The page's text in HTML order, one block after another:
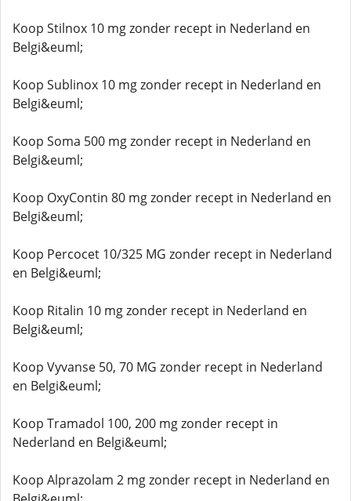
Koop Stilnox 10 mg zonder recept in Nederland en
Belgi&euml;
Koop Sublinox 10 mg zonder recept in Nederland en
Belgi&euml;
Koop Soma 500 mg zonder recept in Nederland en
Belgi&euml;
Koop OxyContin 80 mg zonder recept in Nederland en
Belgi&euml;
Koop Percocet 10/325 MG zonder recept in Nederland
en Belgi&euml;
Koop Ritalin 10 mg zonder recept in Nederland en
Belgi&euml;
Koop Vyvanse 50, 70 MG zonder recept in Nederland
en Belgi&euml;
Koop Tramadol 100, 200 mg zonder recept in
Nederland en Belgi&euml;
Koop Alprazolam 2 mg zonder recept in Nederland en